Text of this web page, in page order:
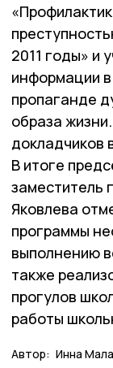
2011 годы» и
информации
пропаганде
образа
докладчиков
В итоге
заместитель
Яковлева
программы
выполнению
также
прогулов
работы
Автор: Инна